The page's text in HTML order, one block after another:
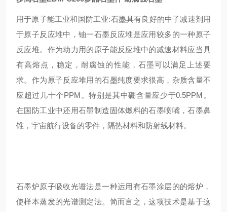
用于原子能工业和国防工业:石墨具有良好的中子减速剂用
于原子反应堆中，铀一石墨反应堆是应用较多的一种原子
反应堆。作为动力用的原子能反应堆中的减速材料应当具
有高熔点，稳定，耐腐蚀的性能，石墨可以满足上述要
求。作为原子反应堆用的石墨纯度要求很高，杂质含量不
应超过几十个PPM。特别是其中硼含量应少于0.5PPM。
在国防工业中还用石墨制造固体燃料的石墨喷嘴，石墨鼻
锥，宇宙航行设备的零件，隔热材料和防射线材料。
石墨炉原子吸收光谱法是一种运用有石墨涂层的的熔炉，
使样本蒸发的光谱测定法。简而言之，这项技术是基于这